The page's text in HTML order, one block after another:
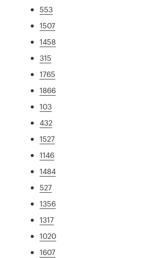
553
1507
1458
315
1765
1866
103
432
1527
1146
1484
527
1356
1317
1020
1607